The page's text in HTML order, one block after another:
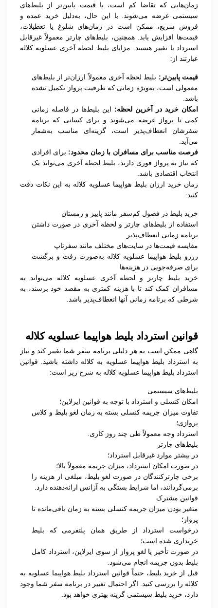
زمان‌هایی که تقاضا کم است، با قیمت پایین‌تر از بلیط‌های
سیستمی عرضه می‌شوند. با این حال، به‌دلیل خرید عمده و
فروش سریع، ممکن است در زمان‌های شلوغ یا تعطیلات،
قیمت‌ها افزایش یابد. همچنین، بلیط‌های چارتر معمولاً غیرقابل
استرداد یا تغییر هستند. مزایای بلیط لحظه آخری عسلویه کلاله
عبارتند از:
قیمت پایین‌تر: بلیط لحظه آخری معمولاً ارزان‌تر از بلیط‌های
معمولی است، به‌ویژه زمانی که ظرفیت پرواز تکمیل نشده
باشد.
امکان خرید در آخرین لحظه: این بلیط‌ها در فاصله زمانی
کمی تا پرواز عرضه می‌شوند و برای کسانی که برنامه
سفرشان انعطاف‌پذیر است، گزینه‌ای مناسب به‌شمار
می‌آید.
فرصت مناسب برای مسافران با زمان محدود: برای افرادی
که نیاز به پرواز فوری دارند، بلیط لحظه آخری می‌تواند یک
انتخاب اقتصادی باشد.
زمان خرید ارزان بلیط هواپیما عسلویه کلاله به این نکات دقت
کنید:
خرید بلیط در فصول کم‌سفر مانند پاییز و زمستان
استفاده از بلیط‌های چارتر و لحظه آخری در صورت داشتن
برنامه زمانی انعطاف‌پذیر
مقایسه قیمت‌ها در سایت‌های مختلف مانند سفرتاپ
رزرو بلیط هواپیما عسلویه کلاله به‌صورت رفت و برگشت
برای صرفه‌جویی در هزینه‌ها
خرید بلیط چارتر و لحظه آخری عسلویه کلاله می‌تواند به
مسافران کمک کند تا با هزینه کمتری به مقصد خود برسند، به
شرطی که برنامه زمانی آنها انعطاف‌پذیر باشد.
قوانین استرداد بلیط هواپیما عسلویه کلاله
گاهی ممکن است به هر دلیلی برنامه سفر شما تغییر کند و نیاز
به استرداد بلیط هواپیما عسلویه به کلاله داشته باشید. قوانین
استرداد بلیط هواپیما عسلویه کلاله به شرح زیر است:
بلیط‌های سیستمی
امکان کنسلی و استرداد با توجه به قوانین ایرلاین؛
تفاوت میزان جریمه کنسلی بسته به زمان لغو بلیط و کلاس
پروازی؛
استرداد وجه معمولاً طی چند روز کاری.
بلیط‌های چارتر
در بیشتر موارد غیرقابل استرداد؛
در صورت امکان استرداد، میزان جریمه معمولاً بالا؛
برخی چارترکنندگان در صورت لغو بلیط، مبلغی از هزینه را
برمی‌گردانند، اما شرایط بستگی به آژانس ارائه‌دهنده دارد.
قوانین مشترک
متغیر بودن میزان جریمه کنسلی بسته به زمان باقی‌مانده تا
پرواز؛
درخواست استرداد از طریق همان پلتفرمی که بلیط
خریداری شده است؛
در صورت تأخیر یا لغو پرواز از سوی ایرلاین، استرداد کامل
بلیط بدون جریمه انجام می‌شود.
قبل از خرید بلیط، حتماً قوانین استرداد بلیط هواپیما عسلویه به
کلاله را بررسی کنید. اگر احتمال تغییر در برنامه سفر شما وجود
دارد، خرید بلیط سیستمی گزینه بهتری خواهد بود.